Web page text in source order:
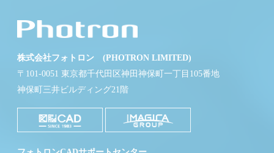
株式会社フォトロン (PHOTRON LIMITED)
〒101-0051 東京都千代田区神田神保町一丁目105番地
神保町三井ビルディング21階